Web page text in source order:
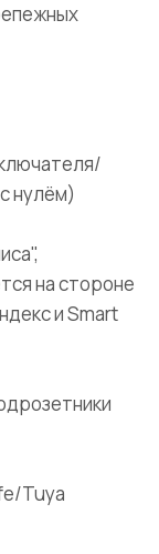
нулём)
на стороне
и Smart
Tuya